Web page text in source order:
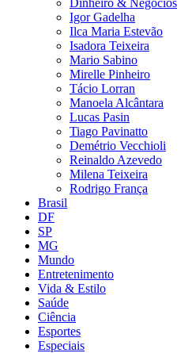
Igor Gadelha
Ilca Maria Estevão
Isadora Teixeira
Mario Sabino
Mirelle Pinheiro
Tácio Lorran
Manoela Alcântara
Lucas Pasin
Tiago Pavinatto
Demétrio Vecchioli
Reinaldo Azevedo
Milena Teixeira
Rodrigo França
Brasil
DF
SP
MG
Mundo
Entretenimento
Vida & Estilo
Saúde
Ciência
Esportes
Especiais